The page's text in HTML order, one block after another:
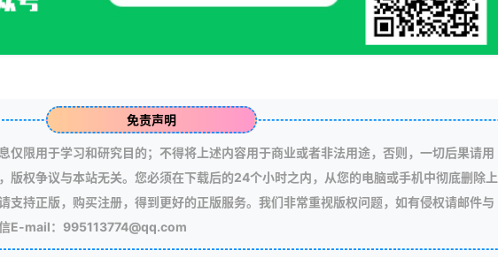
免责声明
仅限用于学习和研究目的；不得将上述内容用于商业或者非法用途，否则，一切后果请用
版权争议与本站无关。您必须在下载后的24个小时之内，从您的电脑或手机中彻底删除上
支持正版，购买注册，得到更好的正版服务。我们非常重视版权问题，如有侵权请邮件与
E-mail：995113774@qq.com